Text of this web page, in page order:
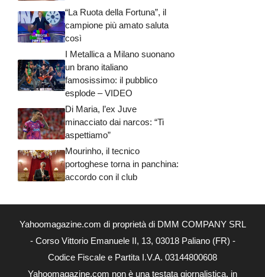
“La Ruota della Fortuna”, il
campione più amato saluta
così
I Metallica a Milano suonano
un brano italiano
famosissimo: il pubblico
esplode – VIDEO
Di Maria, l’ex Juve
minacciato dai narcos: “Ti
aspettiamo”
Mourinho, il tecnico
portoghese torna in panchina:
accordo con il club
Yahoomagazine.com di proprietà di DMM COMPANY SRL
- Corso Vittorio Emanuele II, 13, 03018 Paliano (FR) -
Codice Fiscale e Partita I.V.A. 03144800608
Yahoomagazine.com non è una testata giornalistica, in